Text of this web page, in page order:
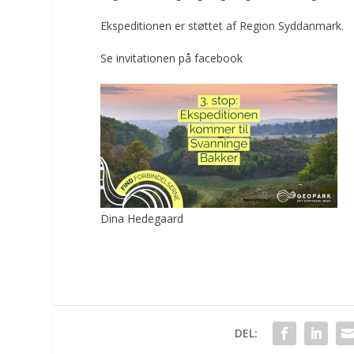
Ekspeditionen er støttet af Region Syddanmark.
Se invitationen på facebook
Dina Hedegaard
DEL: